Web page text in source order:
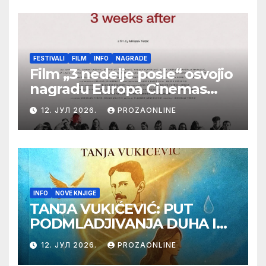
samizdat)
FESTIVALI FILM INFO NAGRADE
Film „3 nedelje posle“ osvojio
nagradu Europa Cinemas
Label na Filmskom festivalu
u Karlovim Varima
12. ЈУЛ 2026. PROZAONLINE
INFO NOVE KNJIGE
TANJA VUKIĆEVIĆ: PUT
PODMLADJIVANJA DUHA I
TELA SA TESLOM
12. ЈУЛ 2026. PROZAONLINE